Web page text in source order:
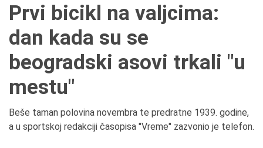
Prvi bicikl na valjcima:
dan kada su se
beogradski asovi trkali "u
mestu"
Beše taman polovina novembra te predratne 1939. godine,
a u sportskoj redakciji časopisa "Vreme" zazvonio je telefon.